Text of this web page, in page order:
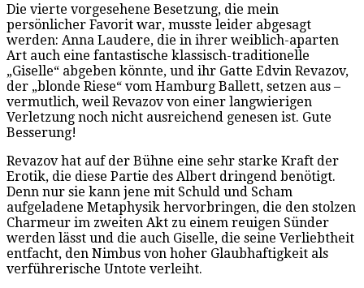
Die vierte vorgesehene Besetzung, die mein
persönlicher Favorit war, musste leider abgesagt
werden: Anna Laudere, die in ihrer weiblich-aparten
Art auch eine fantastische klassisch-traditionelle
„Giselle“ abgeben könnte, und ihr Gatte Edvin Revazov,
der „blonde Riese“ vom Hamburg Ballett, setzen aus –
vermutlich, weil Revazov von einer langwierigen
Verletzung noch nicht ausreichend genesen ist. Gute
Besserung!
Revazov hat auf der Bühne eine sehr starke Kraft der
Erotik, die diese Partie des Albert dringend benötigt.
Denn nur sie kann jene mit Schuld und Scham
aufgeladene Metaphysik hervorbringen, die den stolzen
Charmeur im zweiten Akt zu einem reuigen Sünder
werden lässt und die auch Giselle, die seine Verliebtheit
entfacht, den Nimbus von hoher Glaubhaftigkeit als
verführerische Untote verleiht.